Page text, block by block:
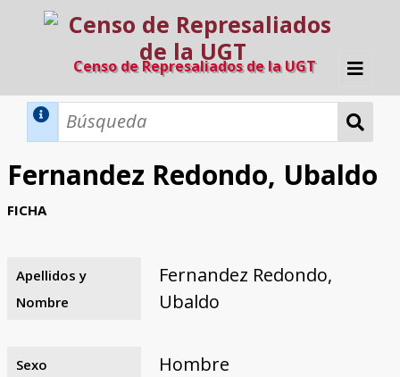
Censo de Represaliados de la UGT
Inicio
Razones y objetivos
El equipo
Colaboradores
Fuentes documentales
Fernandez Redondo, Ubaldo
FICHA
Apellidos y
Nombre
Fernandez Redondo,
Ubaldo
Sexo Hombre